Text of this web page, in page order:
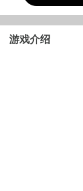
游戏介绍